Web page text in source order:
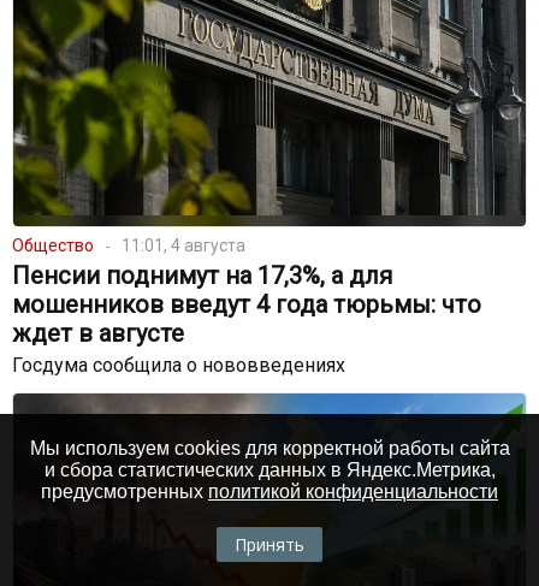
Общество 11:01, 4 августа
Пенсии поднимут на 17,3%, а для
мошенников введут 4 года тюрьмы: что
ждет в августе
Госдума сообщила о нововведениях
Мы используем cookies для корректной работы сайта
и сбора статистических данных в Яндекс.Метрика,
предусмотренных политикой конфиденциальности
Принять